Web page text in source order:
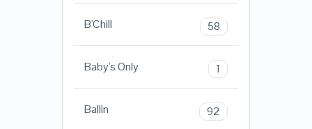
B'Chill 58
Baby's Only 1
Ballin 92